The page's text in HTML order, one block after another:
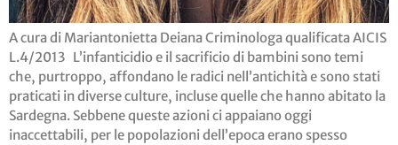
A cura di Mariantonietta Deiana Criminologa qualificata AICIS
L.4/2013 L’infanticidio e il sacrificio di bambini sono temi
che, purtroppo, affondano le radici nell’antichità e sono stati
praticati in diverse culture, incluse quelle che hanno abitato la
Sardegna. Sebbene queste azioni ci appaiano oggi
inaccettabili, per le popolazioni dell’epoca erano spesso